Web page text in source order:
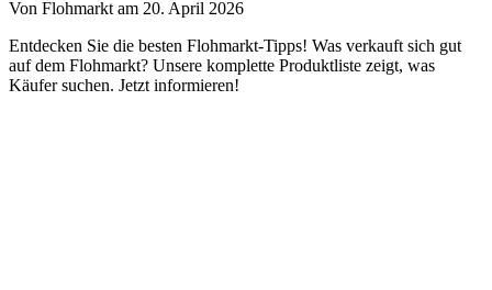
Von Flohmarkt am 20. April 2026
Entdecken Sie die besten Flohmarkt-Tipps! Was verkauft sich gut
auf dem Flohmarkt? Unsere komplette Produktliste zeigt, was
Käufer suchen. Jetzt informieren!